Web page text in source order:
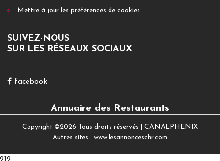
Mettre à jour les préférences de cookies
SUIVEZ-NOUS
SUR LES RÉSEAUX SOCIAUX
facebook
Annuaire des Restaurants
Copyright ©2026 Tous droits réservés | CANALPHENIX
Autres sites : www.lesannonceschr.com
212